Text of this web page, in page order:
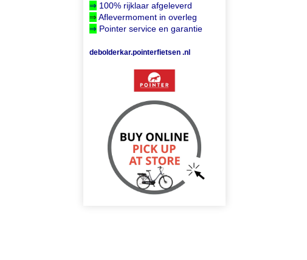
⇒ 100% rijklaar afgeleverd
⇒ Aflevermoment in overleg
⇒ Pointer service en garantie
debolderkar.pointerfietsen .nl